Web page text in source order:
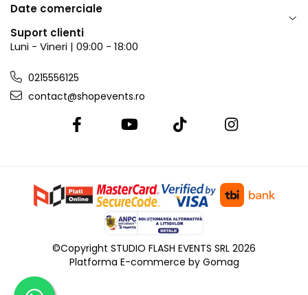
Date comerciale
Suport clienti
Luni - Vineri | 09:00 - 18:00
0215556125
contact@shopevents.ro
©Copyright STUDIO FLASH EVENTS SRL 2026
Platforma E-commerce by Gomag